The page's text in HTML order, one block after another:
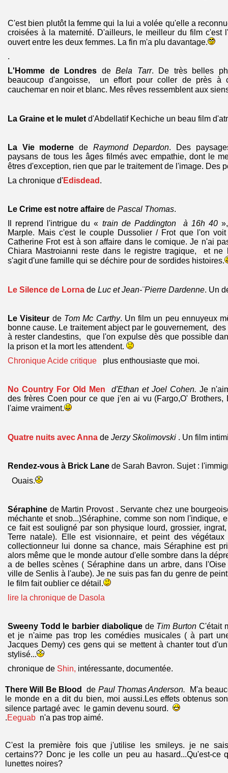
C'est bien plutôt la femme qui la lui a volée qu'elle a
croisées à la maternité. D'ailleurs, le meilleur du film c'est
ouvert entre les deux femmes. La fin m'a plu davantage.
.
L'Homme de Londres deBela Tarr. De très belles
beaucoup d'angoisse, un effort pour coller de près à
cauchemar en noir et blanc. Mes rêves ressemblent aux
La Graine et le mulet d'Abdellatif Kechiche un beau film
La Vie moderne de Raymond Depardon. Des
paysans de tous les âges filmés avec empathie, dont le
êtres d'exception, rien que par le traitement de l'image. Des
La chronique d'Edisdead .
Le Crime est notre affaire de Pascal Thomas.
Il reprend l'intrigue du « train de Paddington à 16h 40
Marple. Mais c'est le couple Dussolier / Frot que l'on
Catherine Frot est à son affaire dans le comique. Je n'ai
Chiara Mastroianni reste dans le registre tragique, et ne
s'agit d'une famille qui se déchire pour de sordides histoires.
Le Silence de Lorna de Luc et Jean-¨Pierre Dardenne. Un
Le Visiteur de Tom Mc Carthy. Un film un peu ennuyeux
bonne cause. Le traitement abject par le gouvernement,
à rester clandestins, que l'on expulse dès que possible
la prison et la mort les attendent.
Chronique Acide critique
plus enthousiaste que moi.
No Country For Old Men d'Ethan et Joel Cohen. Je
des frères Coen pour ce que j'en ai vu (Fargo,O'
l'aime vraiment.
Quatre nuits avec Anna de Jerzy Skolimovski . Un film
Rendez-vous à Brick Lane de Sarah Bavron. Sujet :
Ouais.
Séraphine de Martin Provost . Servante chez une
méchante et snob...)Séraphine, comme son nom l'indique,
ce fait est souligné par son physique lourd, grossier,
Terre natale). Elle est visionnaire, et peint des
collectionneur lui donne sa chance, mais Séraphine est
alors même que le monde autour d'elle sombre dans la
a de belles scènes ( Séraphine dans un arbre, dans
ville de Senlis à l'aube). Je ne suis pas fan du genre de
le film fait oublier ce détail.
lire la chronique de Dasola
Sweeny Todd le barbier diaboliquede Tim Burton C'était
et je n'aime pas trop les comédies musicales ( à part
Jacques Demy) ces gens qui se mettent à chanter tout
stylisé...
chronique de Shin, intéressante, documentée.
There Will Be Blood de Paul Thomas Anderson. M'a
le monde en a dit du bien, moi aussi.Les effets obtenus
silence partagé avec le gamin devenu sourd.
.Eeguab n'a pas trop aimé.
C'est la première fois que j'utilise les smileys. je ne
certains?? Donc je les colle un peu au hasard...Qu'est-ce
lunettes noires?